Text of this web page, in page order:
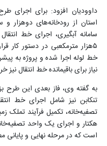
داوودیان افزود: برای اجرای
استان از رودخانه‌های دوهزار
نیاز برای باقیمانده خط انتقال
به گفته وی، فاز بعدی این طرح
تصفیه‌خانه، تکمیل فرآیند
است که در مرحله نهایی و پایانی